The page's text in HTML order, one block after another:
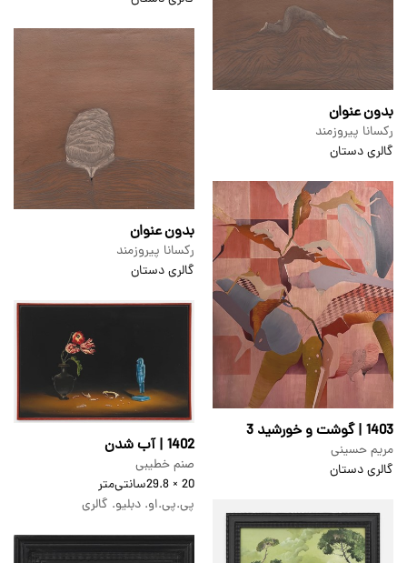
بدون عنوان
رکسانا پیروزمند
گالری دستان
بدون عنوان
رکسانا پیروزمند
گالری دستان
1403 | گوشت و خورشید 3
مریم حسینی
گالری دستان
1402 | آب شدن
صنم خطیبی
20 × 29.8
سانتی‌متر
پی.پی.او. دبلیو. گالری